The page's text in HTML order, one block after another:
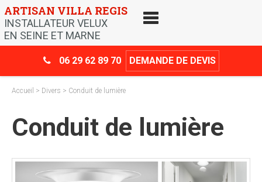
Skip
to
content
ARTISAN VILLA REGIS
INSTALLATEUR VELUX
EN SEINE ET MARNE
06 29 62 89 70 DEMANDE DE DEVIS
Accueil > Divers > Conduit de lumière
Conduit de lumière